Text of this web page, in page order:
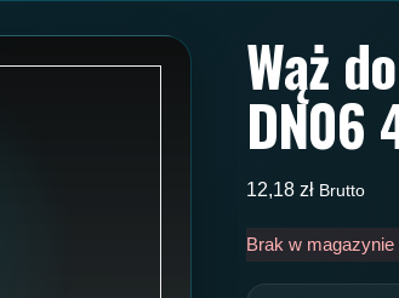
Wąż
DN06
12,18 zł Brutto
Brak w magazynie